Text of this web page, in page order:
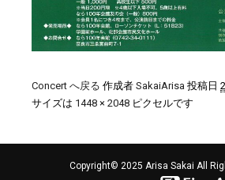
Concert へ戻る 作成者 SakaiArisa 投稿日
サイズは 1448 × 2048 ピクセルです
Copyright© 2025 Arisa Sakai All